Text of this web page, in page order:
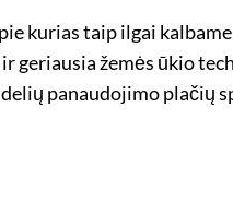
kurias taip ilgai
geriausia žemės ūkio
panaudojimo plačių